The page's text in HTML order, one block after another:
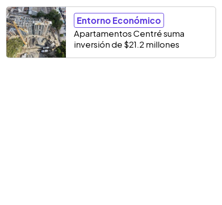
Entorno Económico
Apartamentos Centré suma
inversión de $21.2 millones